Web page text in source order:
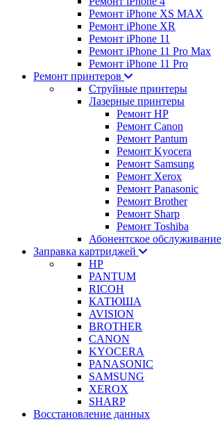
Ремонт iPhone XS MAX
Ремонт iPhone XR
Ремонт iPhone 11
Ремонт iPhone 11 Pro Max
Ремонт iPhone 11 Pro
Ремонт принтеров
Струйные принтеры
Лазерные принтеры
Ремонт HP
Ремонт Canon
Ремонт Pantum
Ремонт Kyocera
Ремонт Samsung
Ремонт Xerox
Ремонт Panasonic
Ремонт Brother
Ремонт Sharp
Ремонт Toshiba
Абонентское обслуживание
Заправка картриджей
HP
PANTUM
RICOH
КАТЮША
AVISION
BROTHER
CANON
KYOCERA
PANASONIC
SAMSUNG
XEROX
SHARP
Восстановление данных